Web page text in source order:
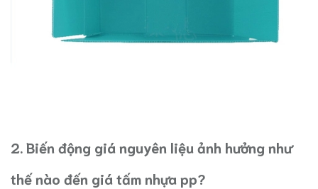
2. Biến động giá nguyên liệu ảnh hưởng như
thế nào đến giá tấm nhựa pp?